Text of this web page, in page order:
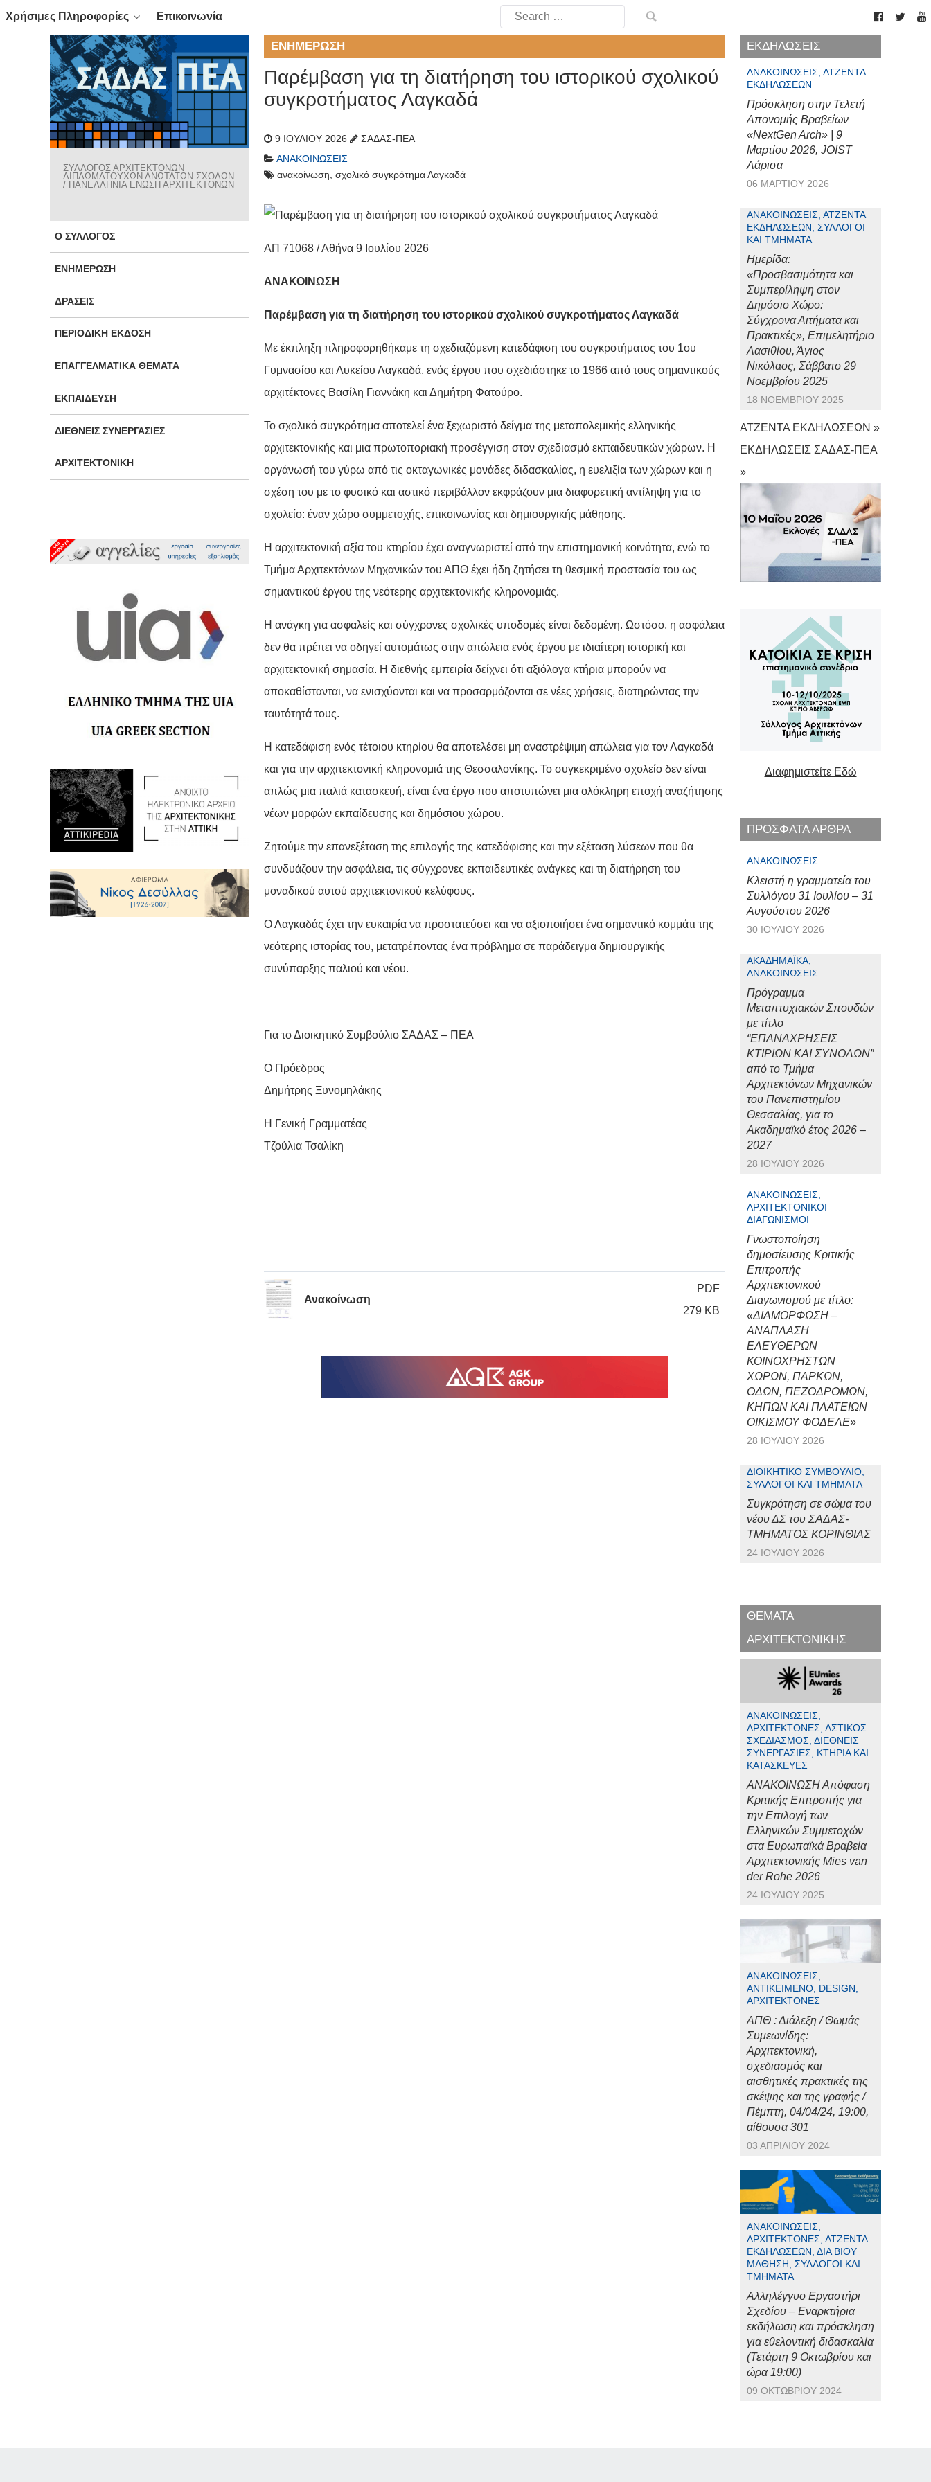
Χρήσιμες Πληροφορίες Επικοινωνία
Search
for:
ΣΥΛΛΟΓΟΣ ΑΡΧΙΤΕΚΤΟΝΩΝ
ΔΙΠΛΩΜΑΤΟΥΧΩΝ ΑΝΩΤΑΤΩΝ ΣΧΟΛΩΝ
/ ΠΑΝΕΛΛΗΝΙΑ ΕΝΩΣΗ ΑΡΧΙΤΕΚΤΟΝΩΝ
Ο ΣΎΛΛΟΓΟΣ
ΕΝΗΜΈΡΩΣΗ
ΔΡΆΣΕΙΣ
ΠΕΡΙΟΔΙΚΉ ΈΚΔΟΣΗ
ΕΠΑΓΓΕΛΜΑΤΙΚΆ ΘΈΜΑΤΑ
ΕΚΠΑΊΔΕΥΣΗ
ΔΙΕΘΝΕΊΣ ΣΥΝΕΡΓΑΣΊΕΣ
ΑΡΧΙΤΕΚΤΟΝΙΚΉ
ΕΝΗΜΈΡΩΣΗ
Παρέμβαση για τη διατήρηση του ιστορικού σχολικού
συγκροτήματος Λαγκαδά
9 ΙΟΥΛΊΟΥ 2026
ΣΑΔΑΣ-ΠΕΑ
ΑΝΑΚΟΙΝΏΣΕΙΣ
ανακοίνωση, σχολικό συγκρότημα Λαγκαδά
ΑΠ 71068 / Αθήνα 9 Ιουλίου 2026
ΑΝΑΚΟΙΝΩΣΗ
Παρέμβαση για τη διατήρηση του ιστορικού σχολικού συγκροτήματος Λαγκαδά
Με έκπληξη πληροφορηθήκαμε τη σχεδιαζόμενη κατεδάφιση του συγκροτήματος του 1ου
Γυμνασίου και Λυκείου Λαγκαδά, ενός έργου που σχεδιάστηκε το 1966 από τους σημαντικούς
αρχιτέκτονες Βασίλη Γιαννάκη και Δημήτρη Φατούρο.
Το σχολικό συγκρότημα αποτελεί ένα ξεχωριστό δείγμα της μεταπολεμικής ελληνικής
αρχιτεκτονικής και μια πρωτοποριακή προσέγγιση στον σχεδιασμό εκπαιδευτικών χώρων. Η
οργάνωσή του γύρω από τις οκταγωνικές μονάδες διδασκαλίας, η ευελιξία των χώρων και η
σχέση του με το φυσικό και αστικό περιβάλλον εκφράζουν μια διαφορετική αντίληψη για το
σχολείο: έναν χώρο συμμετοχής, επικοινωνίας και δημιουργικής μάθησης.
Η αρχιτεκτονική αξία του κτηρίου έχει αναγνωριστεί από την επιστημονική κοινότητα, ενώ το
Τμήμα Αρχιτεκτόνων Μηχανικών του ΑΠΘ έχει ήδη ζητήσει τη θεσμική προστασία του ως
σημαντικού έργου της νεότερης αρχιτεκτονικής κληρονομιάς.
Η ανάγκη για ασφαλείς και σύγχρονες σχολικές υποδομές είναι δεδομένη. Ωστόσο, η ασφάλεια
δεν θα πρέπει να οδηγεί αυτομάτως στην απώλεια ενός έργου με ιδιαίτερη ιστορική και
αρχιτεκτονική σημασία. Η διεθνής εμπειρία δείχνει ότι αξιόλογα κτήρια μπορούν να
αποκαθίστανται, να ενισχύονται και να προσαρμόζονται σε νέες χρήσεις, διατηρώντας την
ταυτότητά τους.
Η κατεδάφιση ενός τέτοιου κτηρίου θα αποτελέσει μη αναστρέψιμη απώλεια για τον Λαγκαδά
και για την αρχιτεκτονική κληρονομιά της Θεσσαλονίκης. Το συγκεκριμένο σχολείο δεν είναι
απλώς μια παλιά κατασκευή, είναι ένα έργο που αποτυπώνει μια ολόκληρη εποχή αναζήτησης
νέων μορφών εκπαίδευσης και δημόσιου χώρου.
Ζητούμε την επανεξέταση της επιλογής της κατεδάφισης και την εξέταση λύσεων που θα
συνδυάζουν την ασφάλεια, τις σύγχρονες εκπαιδευτικές ανάγκες και τη διατήρηση του
μοναδικού αυτού αρχιτεκτονικού κελύφους.
Ο Λαγκαδάς έχει την ευκαιρία να προστατεύσει και να αξιοποιήσει ένα σημαντικό κομμάτι της
νεότερης ιστορίας του, μετατρέποντας ένα πρόβλημα σε παράδειγμα δημιουργικής
συνύπαρξης παλιού και νέου.
Για το Διοικητικό Συμβούλιο ΣΑΔΑΣ – ΠΕΑ
Ο Πρόεδρος
Δημήτρης Ξυνομηλάκης
Η Γενική Γραμματέας
Τζούλια Τσαλίκη
Ανακοίνωση
PDF
279 KB
ΕΚΔΗΛΩΣΕΙΣ
ΑΝΑΚΟΙΝΏΣΕΙΣ, ΑΤΖΈΝΤΑ
ΕΚΔΗΛΏΣΕΩΝ
Πρόσκληση στην Τελετή
Απονομής Βραβείων
«NextGen Arch» | 9
Μαρτίου 2026, JOIST
Λάρισα
06 ΜΑΡΤΊΟΥ 2026
ΑΝΑΚΟΙΝΏΣΕΙΣ, ΑΤΖΈΝΤΑ
ΕΚΔΗΛΏΣΕΩΝ, ΣΎΛΛΟΓΟΙ
ΚΑΙ ΤΜΉΜΑΤΑ
Ημερίδα:
«Προσβασιμότητα και
Συμπερίληψη στον
Δημόσιο Χώρο:
Σύγχρονα Αιτήματα και
Πρακτικές», Επιμελητήριο
Λασιθίου, Άγιος
Νικόλαος, Σάββατο 29
Νοεμβρίου 2025
18 ΝΟΕΜΒΡΊΟΥ 2025
ΑΤΖΕΝΤΑ ΕΚΔΗΛΩΣΕΩΝ »
ΕΚΔΗΛΩΣΕΙΣ ΣΑΔΑΣ-ΠΕΑ
»
Διαφημιστείτε Εδώ
ΠΡΟΣΦΑΤΑ ΑΡΘΡΑ
ΑΝΑΚΟΙΝΏΣΕΙΣ
Κλειστή η γραμματεία του
Συλλόγου 31 Ιουλίου – 31
Αυγούστου 2026
30 ΙΟΥΛΊΟΥ 2026
ΑΚΑΔΗΜΑΪΚΆ,
ΑΝΑΚΟΙΝΏΣΕΙΣ
Πρόγραμμα
Μεταπτυχιακών Σπουδών
με τίτλο
“ΕΠΑΝΑΧΡΗΣΕΙΣ
ΚΤΙΡΙΩΝ ΚΑΙ ΣΥΝΟΛΩΝ”
από το Τμήμα
Αρχιτεκτόνων Μηχανικών
του Πανεπιστημίου
Θεσσαλίας, για το
Ακαδημαϊκό έτος 2026 –
2027
28 ΙΟΥΛΊΟΥ 2026
ΑΝΑΚΟΙΝΏΣΕΙΣ,
ΑΡΧΙΤΕΚΤΟΝΙΚΟΊ
ΔΙΑΓΩΝΙΣΜΟΊ
Γνωστοποίηση
δημοσίευσης Κριτικής
Επιτροπής
Αρχιτεκτονικού
Διαγωνισμού με τίτλο:
«ΔΙΑΜΟΡΦΩΣΗ –
ΑΝΑΠΛΑΣΗ
ΕΛΕΥΘΕΡΩΝ
ΚΟΙΝΟΧΡΗΣΤΩΝ
ΧΩΡΩΝ, ΠΑΡΚΩΝ,
ΟΔΩΝ, ΠΕΖΟΔΡΟΜΩΝ,
ΚΗΠΩΝ ΚΑΙ ΠΛΑΤΕΙΩΝ
ΟΙΚΙΣΜΟΥ ΦΟΔΕΛΕ»
28 ΙΟΥΛΊΟΥ 2026
ΔΙΟΙΚΗΤΙΚΌ ΣΥΜΒΟΎΛΙΟ,
ΣΎΛΛΟΓΟΙ ΚΑΙ ΤΜΉΜΑΤΑ
Συγκρότηση σε σώμα του
νέου ΔΣ του ΣΑΔΑΣ-
ΤΜΗΜΑΤΟΣ ΚΟΡΙΝΘΙΑΣ
24 ΙΟΥΛΊΟΥ 2026
ΘΕΜΑΤΑ
ΑΡΧΙΤΕΚΤΟΝΙΚΗΣ
ΑΝΑΚΟΙΝΏΣΕΙΣ,
ΑΡΧΙΤΈΚΤΟΝΕΣ, ΑΣΤΙΚΌΣ
ΣΧΕΔΙΑΣΜΌΣ, ΔΙΕΘΝΕΊΣ
ΣΥΝΕΡΓΑΣΊΕΣ, ΚΤΉΡΙΑ ΚΑΙ
ΚΑΤΑΣΚΕΥΈΣ
ΑΝΑΚΟΙΝΩΣΗ Απόφαση
Κριτικής Επιτροπής για
την Επιλογή των
Ελληνικών Συμμετοχών
στα Ευρωπαϊκά Βραβεία
Αρχιτεκτονικής Mies van
der Rohe 2026
24 ΙΟΥΛΊΟΥ 2025
ΑΝΑΚΟΙΝΏΣΕΙΣ,
ΑΝΤΙΚΕΊΜΕΝΟ, DESIGN,
ΑΡΧΙΤΈΚΤΟΝΕΣ
ΑΠΘ : Διάλεξη / Θωμάς
Συμεωνίδης:
Αρχιτεκτονική,
σχεδιασμός και
αισθητικές πρακτικές της
σκέψης και της γραφής /
Πέμπτη, 04/04/24, 19:00,
αίθουσα 301
03 ΑΠΡΙΛΊΟΥ 2024
ΑΝΑΚΟΙΝΏΣΕΙΣ,
ΑΡΧΙΤΈΚΤΟΝΕΣ, ΑΤΖΈΝΤΑ
ΕΚΔΗΛΏΣΕΩΝ, ΔΙΆ ΒΊΟΥ
ΜΆΘΗΣΗ, ΣΎΛΛΟΓΟΙ ΚΑΙ
ΤΜΉΜΑΤΑ
Αλληλέγγυο Εργαστήρι
Σχεδίου – Εναρκτήρια
εκδήλωση και πρόσκληση
για εθελοντική διδασκαλία
(Τετάρτη 9 Οκτωβρίου και
ώρα 19:00)
09 ΟΚΤΩΒΡΊΟΥ 2024